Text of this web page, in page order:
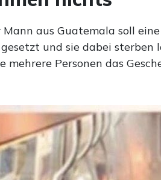
aus Guatemala soll
und sie dabei sterben
mehrere Personen das